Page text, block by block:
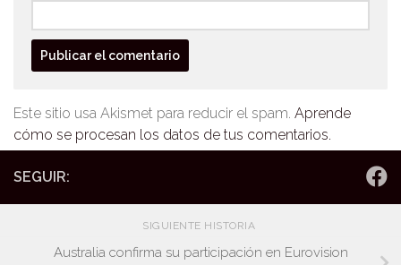
Este sitio usa Akismet para reducir el spam. Aprende
cómo se procesan los datos de tus comentarios.
SEGUIR:
SIGUIENTE HISTORIA
Australia confirma su participación en Eurovision